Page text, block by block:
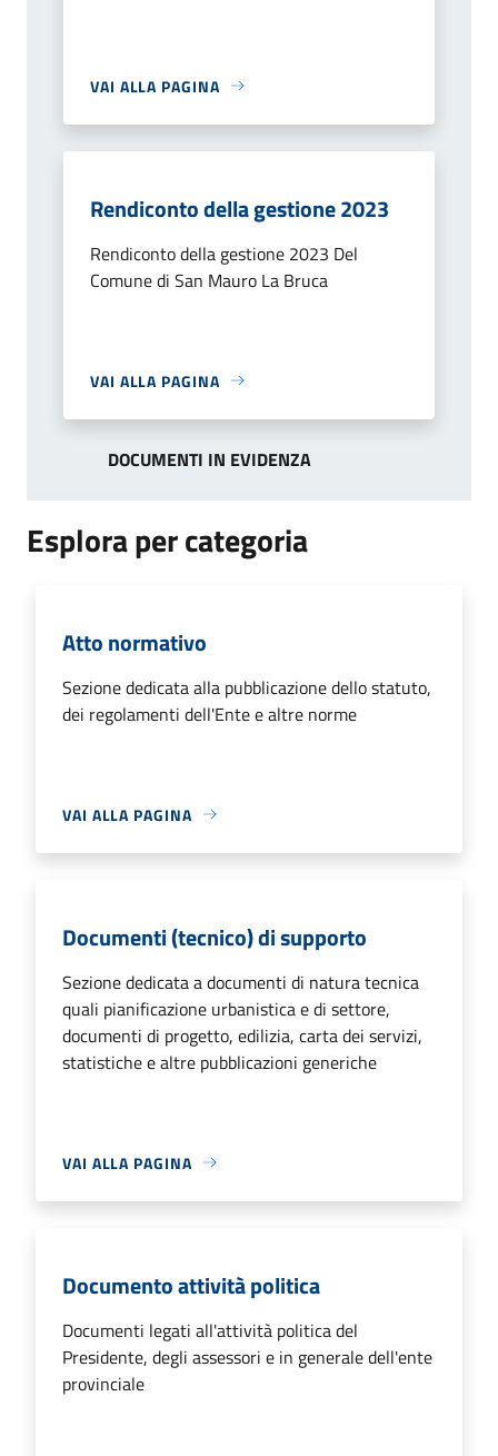
VAI ALLA PAGINA
Rendiconto della gestione 2023
Rendiconto della gestione 2023 Del
Comune di San Mauro La Bruca
VAI ALLA PAGINA
DOCUMENTI IN EVIDENZA
Esplora per categoria
Atto normativo
Sezione dedicata alla pubblicazione dello statuto,
dei regolamenti dell'Ente e altre norme
VAI ALLA PAGINA
Documenti (tecnico) di supporto
Sezione dedicata a documenti di natura tecnica
quali pianificazione urbanistica e di settore,
documenti di progetto, edilizia, carta dei servizi,
statistiche e altre pubblicazioni generiche
VAI ALLA PAGINA
Documento attività politica
Documenti legati all'attività politica del
Presidente, degli assessori e in generale dell'ente
provinciale